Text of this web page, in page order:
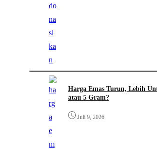
Harga Emas Turun, Lebih
atau 5 Gram?
Juli 9, 2026